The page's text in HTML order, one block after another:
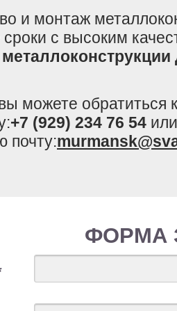
и монтаж
с высоким
можете
+7 (929) 234 76 54
почту:
ФОРМА